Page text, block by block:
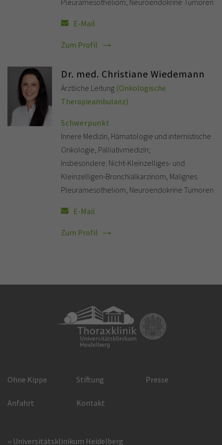
Pleuramesotheliom, Neuroendokrine Tumoren
E-Mail
Zum Profil
Dr. med. Christiane Wiedemann
Ärztliche Leitung (Onkologische
Therapieambulanz)
Schwerpunkt
Innere Medizin, Hämatologie und internistische
Onkologie, Palliativmedizin;
Insbesondere: Nicht-Kleinzelliges- und
Kleinzelligen-Bronchialkarzinom, Malignes
Pleuramesotheliom, Neuroendokrine Tumoren
E-Mail
Zum Profil
Ohne Kippe Stiftung Presse
Anfahrt Kontakt
Universitätsklinikum Heidelberg